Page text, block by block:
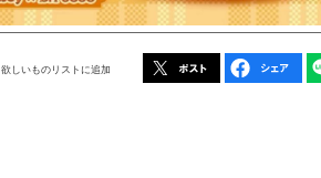
欲しいものリストに追加